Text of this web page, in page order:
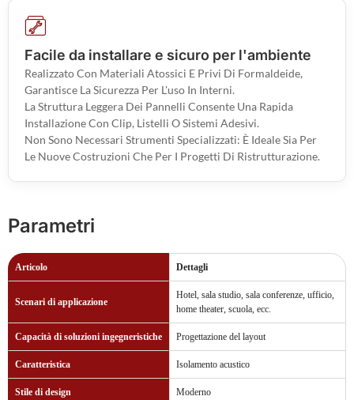
Facile da installare e sicuro per l'ambiente
Realizzato Con Materiali Atossici E Privi Di Formaldeide,
Garantisce La Sicurezza Per L'uso In Interni.
La Struttura Leggera Dei Pannelli Consente Una Rapida
Installazione Con Clip, Listelli O Sistemi Adesivi.
Non Sono Necessari Strumenti Specializzati: È Ideale Sia Per
Le Nuove Costruzioni Che Per I Progetti Di Ristrutturazione.
Parametri
Articolo Dettagli
Scenari di applicazione
Hotel, sala studio, sala conferenze, ufficio,
home theater, scuola, ecc.
Capacità di soluzioni ingegneristiche Progettazione del layout
Caratteristica Isolamento acustico
Stile di design Moderno